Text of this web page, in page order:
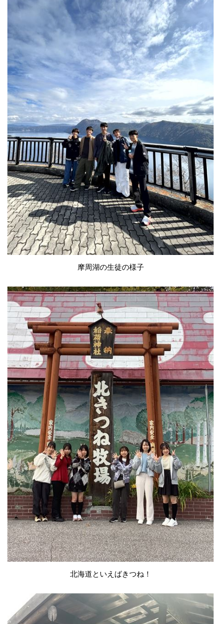
摩周湖の生徒の様子
北海道といえばきつね！